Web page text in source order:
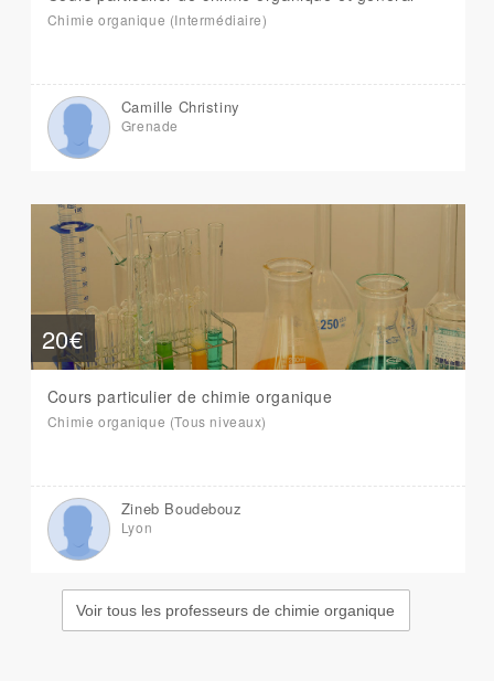
Chimie organique (Intermédiaire)
Camille Christiny
Grenade
20€
Cours particulier de chimie organique
Chimie organique (Tous niveaux)
Zineb Boudebouz
Lyon
Voir tous les professeurs de chimie organique